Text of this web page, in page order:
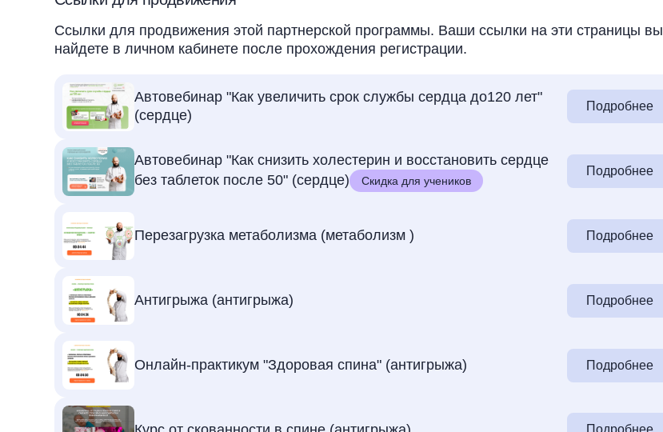
Ссылки для продвижения этой партнерской программы. Ваши ссылки на эти страницы вы
найдете в личном кабинете после прохождения регистрации.
Автовебинар "Как увеличить срок службы сердца до120 лет"
(сердце)
Подробнее
Автовебинар "Как снизить холестерин и восстановить сердце
без таблеток после 50" (сердце)
Скидка для учеников
Подробнее
Перезагрузка метаболизма (метаболизм ) Подробнее
Антигрыжа (антигрыжа) Подробнее
Онлайн-практикум "Здоровая спина" (антигрыжа) Подробнее